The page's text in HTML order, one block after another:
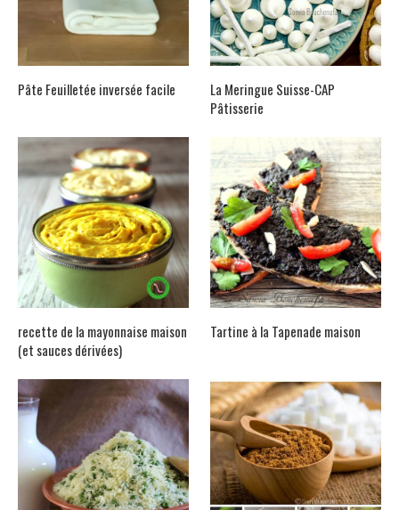
Pâte Feuilletée inversée facile
La Meringue Suisse-CAP
Pâtisserie
recette de la mayonnaise maison
(et sauces dérivées)
Tartine à la Tapenade maison